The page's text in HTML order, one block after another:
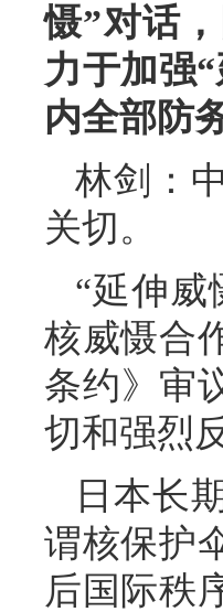
慑”对话
力于加强
内全部防
林剑：
关切。
“延伸威
核威慑合
条约》审
切和强烈
日本长
谓核保护
后国际秩